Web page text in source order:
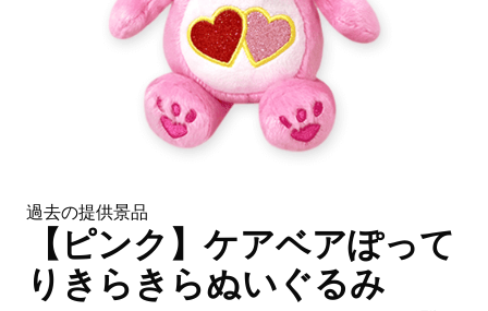
過去の提供景品
【ピンク】ケアベアぽって
りきらきらぬいぐるみ